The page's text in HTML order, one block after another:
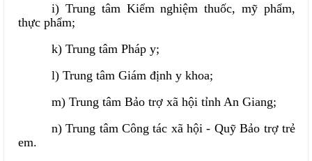
i) Trung tâm Kiểm nghiệm thuốc, mỹ phẩm,
thực phẩm;
k) Trung tâm Pháp y;
l) Trung tâm Giám định y khoa;
m) Trung tâm Bảo trợ xã hội tỉnh An Giang;
n) Trung tâm Công tác xã hội - Quỹ Bảo trợ trẻ
em.